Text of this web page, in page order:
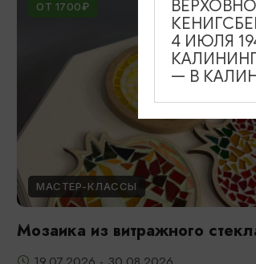
ОТ 1700₽
МАСТЕР-КЛАССЫ
Мозаика из витражного
4 ИЮЛЯ
— В